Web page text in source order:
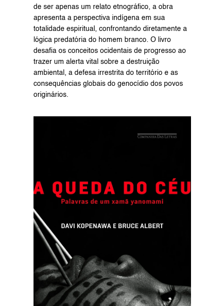
de ser apenas um relato etnográfico, a obra
apresenta a perspectiva indígena em sua
totalidade espiritual, confrontando diretamente a
lógica predatória do homem branco. O livro
desafia os conceitos ocidentais de progresso ao
trazer um alerta vital sobre a destruição
ambiental, a defesa irrestrita do território e as
consequências globais do genocídio dos povos
originários.